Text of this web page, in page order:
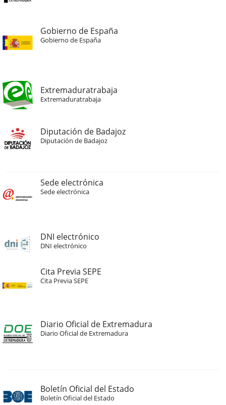
Gobierno de España
Gobierno de España
Extremaduratrabaja
Extremaduratrabaja
Diputación de Badajoz
Diputación de Badajoz
Sede electrónica
Sede electrónica
DNI electrónico
DNI electrónico
Cita Previa SEPE
Cita Previa SEPE
Diario Oficial de Extremadura
Diario Oficial de Extremadura
Boletín Oficial del Estado
Boletín Oficial del Estado